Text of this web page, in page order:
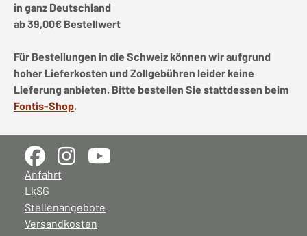
in ganz Deutschland
ab 39,00€ Bestellwert
Für Bestellungen in die Schweiz können wir aufgrund
hoher Lieferkosten und Zollgebühren leider keine
Lieferung anbieten. Bitte bestellen Sie stattdessen beim
Fontis-Shop.
Anfahrt
LkSG
Stellenangebote
Versandkosten